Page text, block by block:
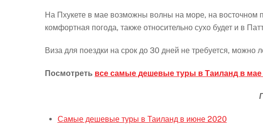
На Пхукете в мае возможны волны на море, на
комфортная погода, также относительно сухо будет и в
Виза для поездки на срок до 30 дней не требуется, можно
Посмотреть все самые дешевые туры в Таиланд в мае
Самые дешевые туры в Таиланд в июне 2020